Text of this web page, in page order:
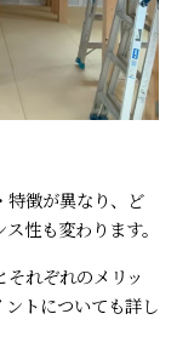
特徴が異なり、ど
性も変わります。
れぞれのメリッ
トについても詳し